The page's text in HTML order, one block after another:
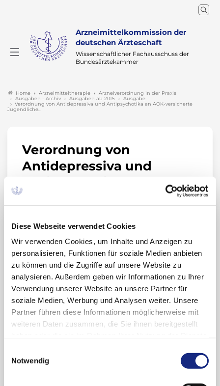
Diese Webseite verwendet Cookies
Wir verwenden Cookies, um Inhalte und Anzeigen zu
personalisieren, Funktionen für soziale Medien anbieten
zu können und die Zugriffe auf unsere Website zu
analysieren. Außerdem geben wir Informationen zu Ihrer
Verwendung unserer Website an unsere Partner für
soziale Medien, Werbung und Analysen weiter. Unsere
Partner führen diese Informationen möglicherweise mit
weiteren Daten zusammen, die Sie ihnen bereitgestellt
Cookies, wenn Sie unsere Webseite weiterhin
Notwendig
Arzneimittelkommission der
deutschen Ärzteschaft
Wissenschaftlicher Fachausschuss der
Bundesärztekammer
Home Arzneimitteltherapie
Arzneiverordnung in der Praxis
Ausgaben - Archiv
Ausgaben ab 2015
Ausgabe
Verordnung von Antidepressiva und Antipsychotika an AOK-versicherte
Jugendliche…
Verordnung von
Antidepressiva und
Antipsychotika an AOK-
versicherte Jugendliche
Arzneiverordnung in der Praxis
Ausgabe 1/2026
Dr. Uwe Eichler
Die Autorin und die Autoren geben an,